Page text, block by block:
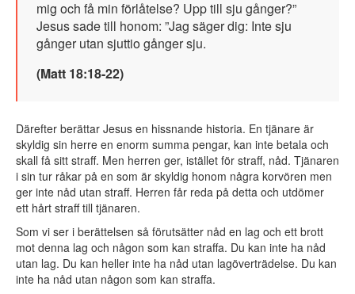
mig och få min förlåtelse? Upp till sju gånger?”
Jesus sade till honom: ”Jag säger dig: Inte sju
gånger utan sjuttio gånger sju.
(Matt 18:18-22)
Därefter berättar Jesus en hissnande historia. En tjänare är
skyldig sin herre en enorm summa pengar, kan inte betala och
skall få sitt straff. Men herren ger, istället för straff, nåd. Tjänaren
i sin tur råkar på en som är skyldig honom några korvören men
ger inte nåd utan straff. Herren får reda på detta och utdömer
ett hårt straff till tjänaren.
Som vi ser i berättelsen så förutsätter nåd en lag och ett brott
mot denna lag och någon som kan straffa. Du kan inte ha nåd
utan lag. Du kan heller inte ha nåd utan lagöverträdelse. Du kan
inte ha nåd utan någon som kan straffa.